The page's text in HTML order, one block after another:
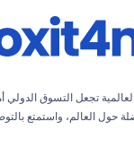
تجعل التسوق الدولي
حول العالم، واستمتع